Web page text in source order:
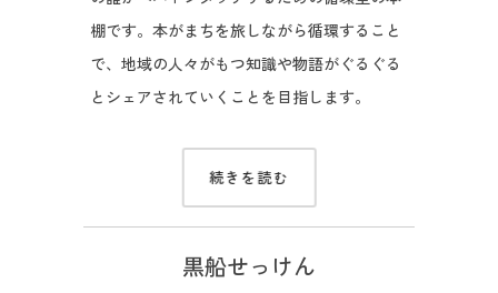
棚です。本がまちを旅しながら循環すること
で、地域の人々がもつ知識や物語がぐるぐる
とシェアされていくことを目指します。
続きを読む
黒船せっけん